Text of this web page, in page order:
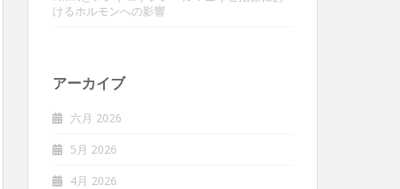
けるホルモンへの影響
アーカイブ
六月 2026
5月 2026
4月 2026